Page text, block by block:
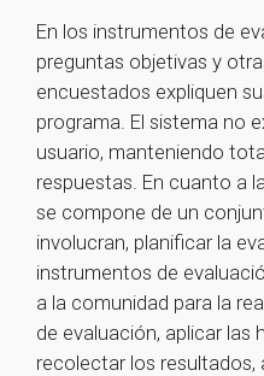
En los instrumentos de
preguntas objetivas y
encuestados expliquen
programa. El sistema no
usuario, manteniendo
respuestas. En cuanto a
se compone de un
involucran, planificar la
instrumentos de
a la comunidad para la
de evaluación, aplicar las
recolectar los resultados,